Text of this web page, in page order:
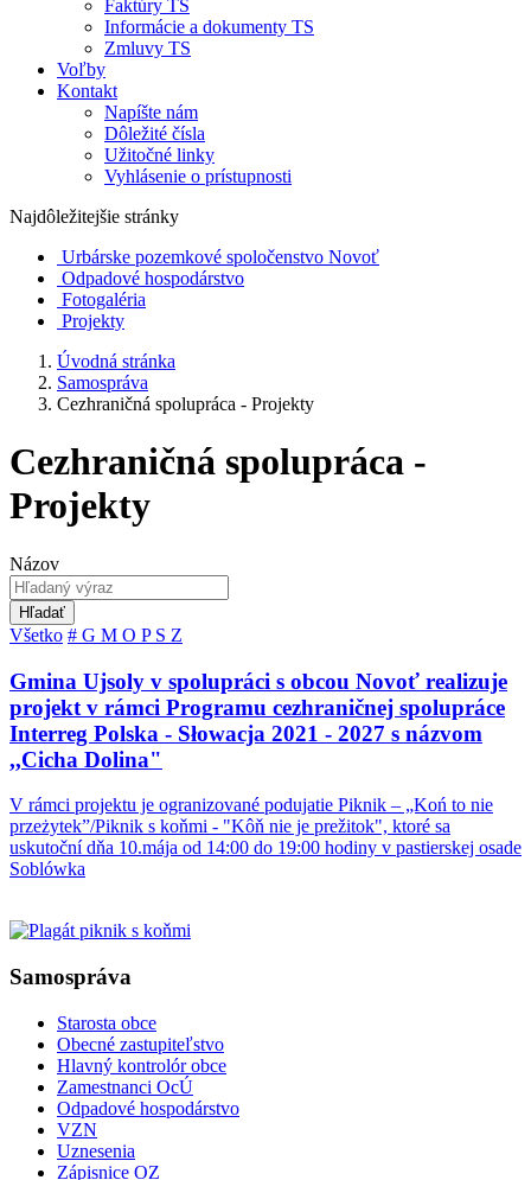
Faktúry TS
Informácie a dokumenty TS
Zmluvy TS
Voľby
Kontakt
Napíšte nám
Dôležité čísla
Užitočné linky
Vyhlásenie o prístupnosti
Najdôležitejšie stránky
Urbárske pozemkové spoločenstvo Novoť
Odpadové hospodárstvo
Fotogaléria
Projekty
Úvodná stránka
Samospráva
Cezhraničná spolupráca - Projekty
Cezhraničná spolupráca -
Projekty
Názov
Hľadať
Všetko # G M O P S Z
Gmina Ujsoly v spolupráci s obcou Novoť realizuje
projekt v rámci Programu cezhraničnej spolupráce
Interreg Polska - Słowacja 2021 - 2027 s názvom
,,Cicha Dolina"
V rámci projektu je ogranizované podujatie Piknik – „Koń to nie
przeżytek”/Piknik s koňmi - "Kôň nie je prežitok", ktoré sa
uskutoční dňa 10.mája od 14:00 do 19:00 hodiny v pastierskej osade
Soblówka
Samospráva
Starosta obce
Obecné zastupiteľstvo
Hlavný kontrolór obce
Zamestnanci OcÚ
Odpadové hospodárstvo
VZN
Uznesenia
Zápisnice OZ